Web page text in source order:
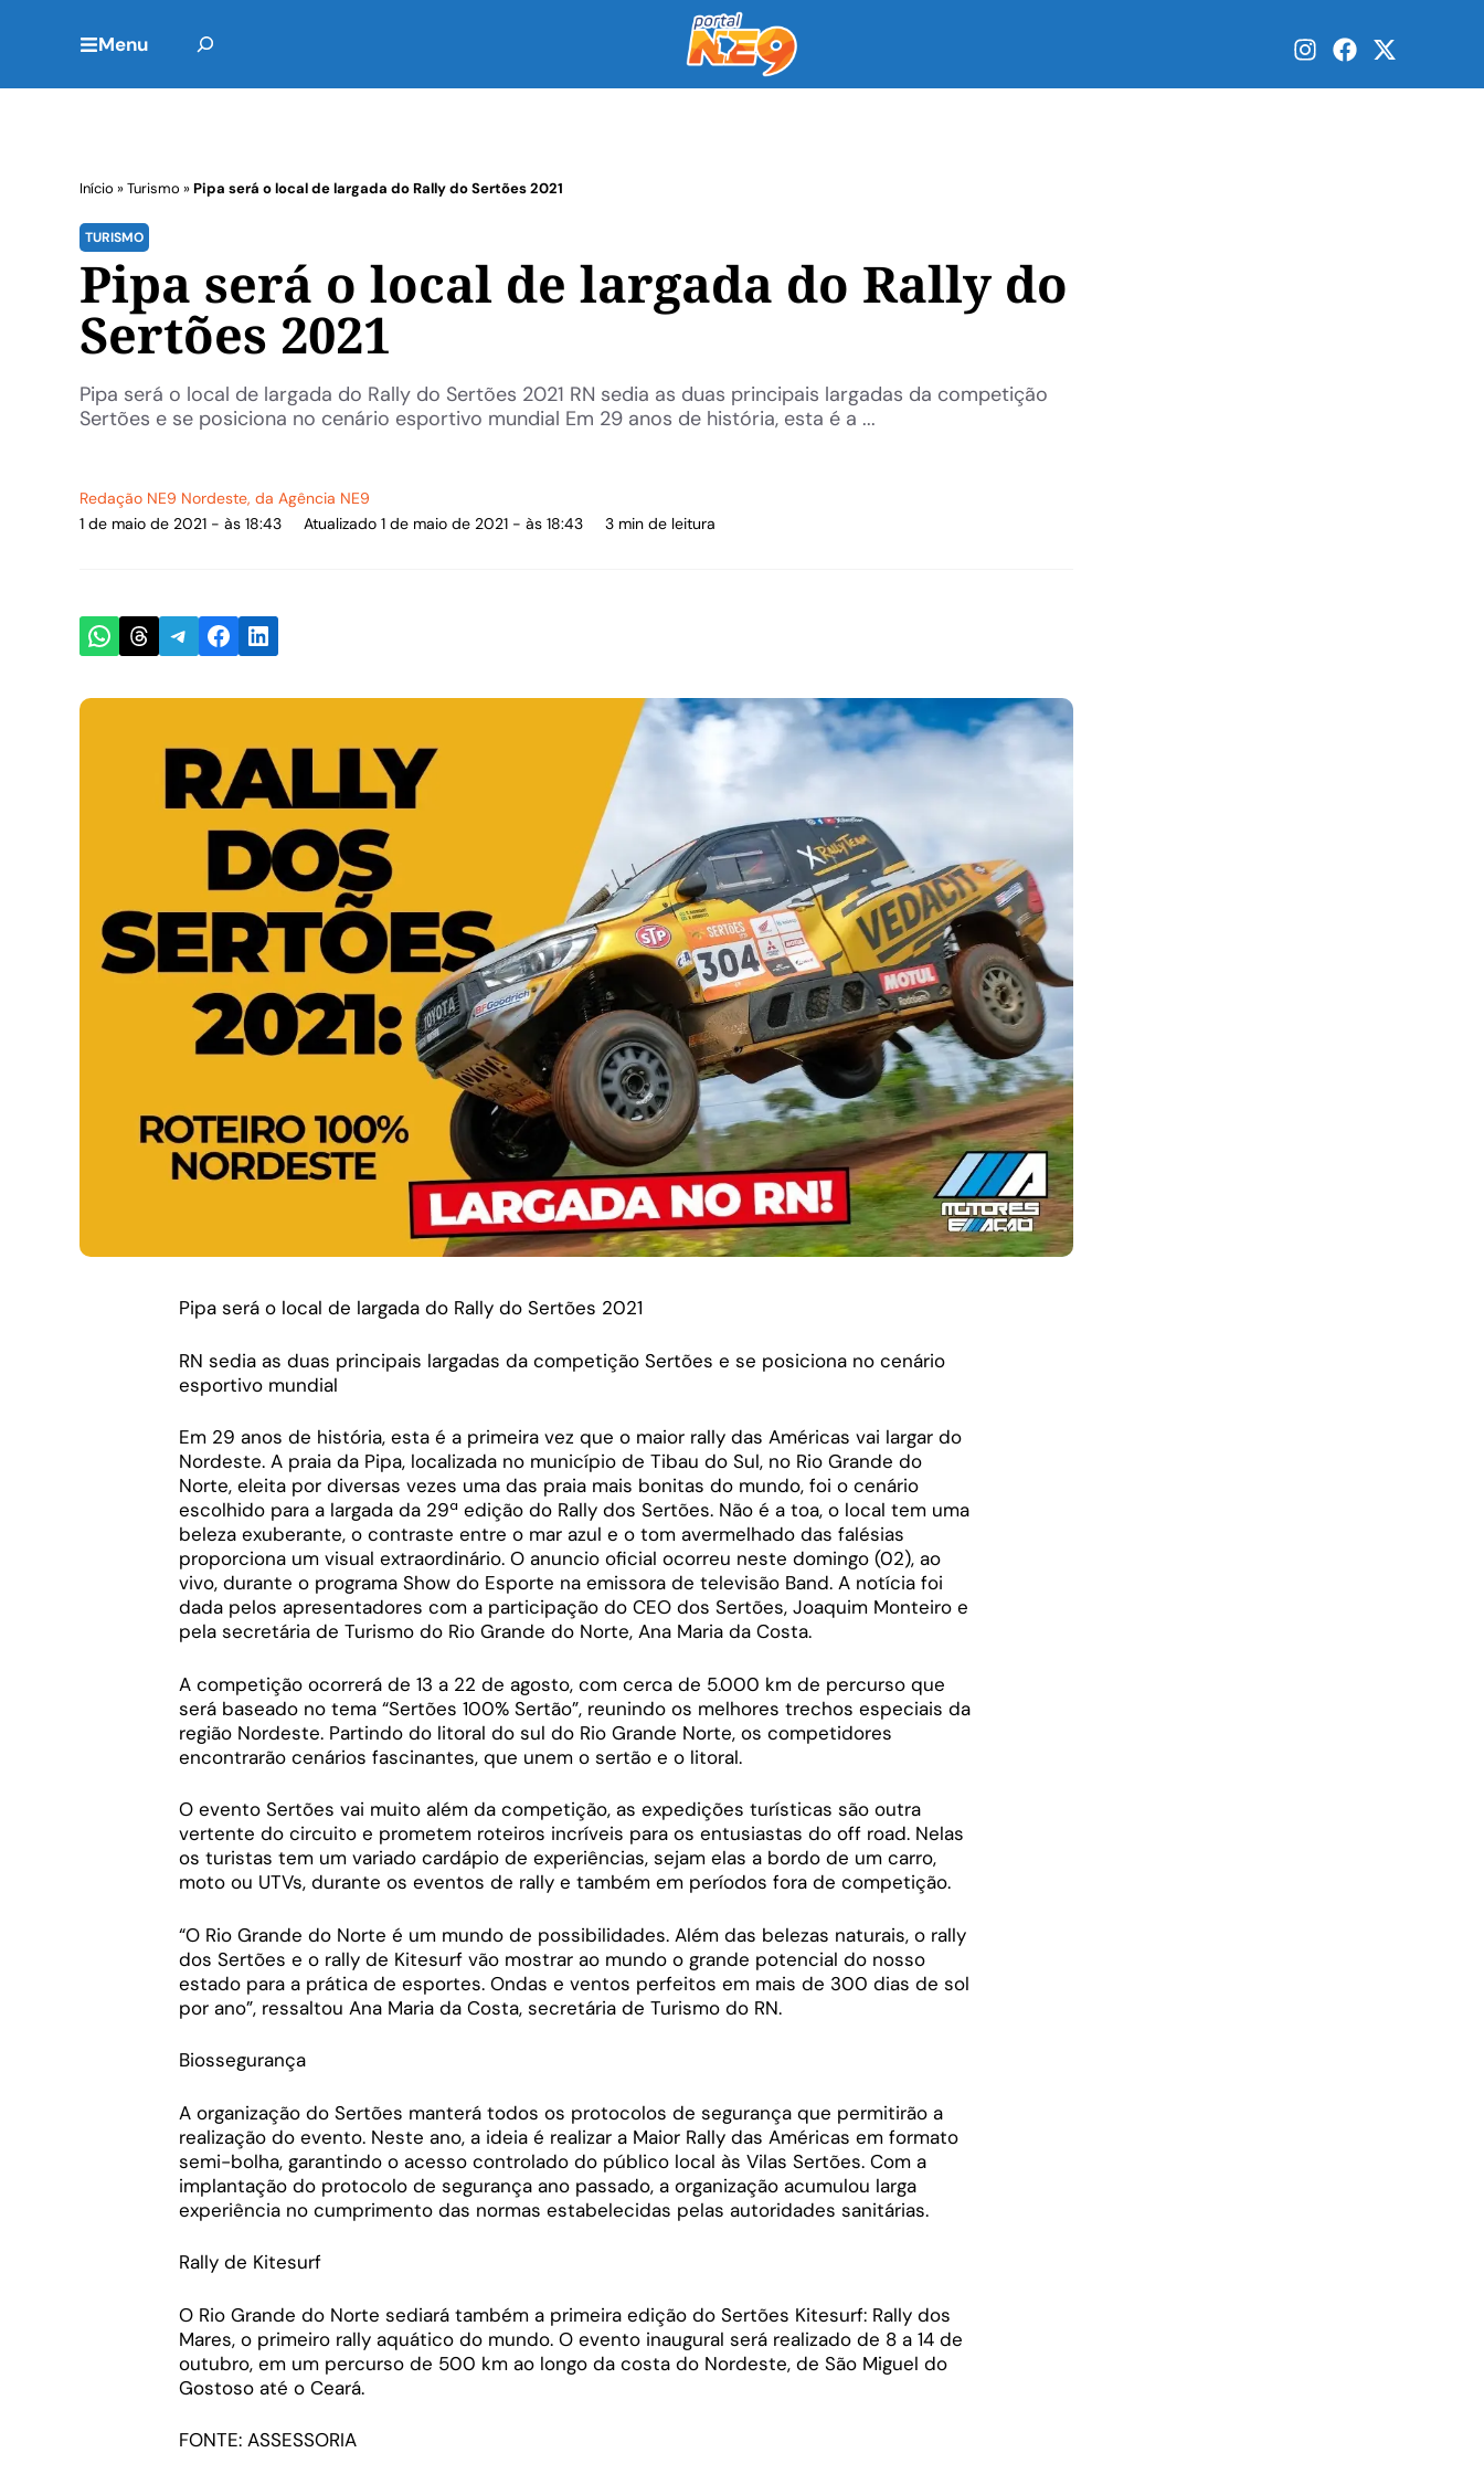
Menu
Início »Turismo »Pipa será o local de largada do Rally do Sertões 2021
TURISMO
Pipa será o local de largada do Rally do
Sertões 2021
Pipa será o local de largada do Rally do Sertões 2021 RN sedia as duas principais largadas da competição
Sertões e se posiciona no cenário esportivo mundial Em 29 anos de história, esta é a ...
Redação NE9 Nordeste, da Agência NE9
1 de maio de 2021 - às 18:43
Atualizado 1 de maio de 2021 - às 18:43 3 min de leitura
Share on WhatsApp
Share on Threads
Share on Telegram
Share on Facebook
Share on LinkedIn
Pipa será o local de largada do Rally do Sertões 2021
RN sedia as duas principais largadas da competição Sertões e se posiciona no cenário
esportivo mundial
Em 29 anos de história, esta é a primeira vez que o maior rally das Américas vai largar do
Nordeste. A praia da Pipa, localizada no município de Tibau do Sul, no Rio Grande do
Norte, eleita por diversas vezes uma das praia mais bonitas do mundo, foi o cenário
escolhido para a largada da 29ª edição do Rally dos Sertões. Não é a toa, o local tem uma
beleza exuberante, o contraste entre o mar azul e o tom avermelhado das falésias
proporciona um visual extraordinário. O anuncio oficial ocorreu neste domingo (02), ao
vivo, durante o programa Show do Esporte na emissora de televisão Band. A notícia foi
dada pelos apresentadores com a participação do CEO dos Sertões, Joaquim Monteiro e
pela secretária de Turismo do Rio Grande do Norte, Ana Maria da Costa.
A competição ocorrerá de 13 a 22 de agosto, com cerca de 5.000 km de percurso que
será baseado no tema “Sertões 100% Sertão”, reunindo os melhores trechos especiais da
região Nordeste. Partindo do litoral do sul do Rio Grande Norte, os competidores
encontrarão cenários fascinantes, que unem o sertão e o litoral.
O evento Sertões vai muito além da competição, as expedições turísticas são outra
vertente do circuito e prometem roteiros incríveis para os entusiastas do off road. Nelas
os turistas tem um variado cardápio de experiências, sejam elas a bordo de um carro,
moto ou UTVs, durante os eventos de rally e também em períodos fora de competição.
“O Rio Grande do Norte é um mundo de possibilidades. Além das belezas naturais, o rally
dos Sertões e o rally de Kitesurf vão mostrar ao mundo o grande potencial do nosso
estado para a prática de esportes. Ondas e ventos perfeitos em mais de 300 dias de sol
por ano”, ressaltou Ana Maria da Costa, secretária de Turismo do RN.
Biossegurança
A organização do Sertões manterá todos os protocolos de segurança que permitirão a
realização do evento. Neste ano, a ideia é realizar a Maior Rally das Américas em formato
semi-bolha, garantindo o acesso controlado do público local às Vilas Sertões. Com a
implantação do protocolo de segurança ano passado, a organização acumulou larga
experiência no cumprimento das normas estabelecidas pelas autoridades sanitárias.
Rally de Kitesurf
O Rio Grande do Norte sediará também a primeira edição do Sertões Kitesurf: Rally dos
Mares, o primeiro rally aquático do mundo. O evento inaugural será realizado de 8 a 14 de
outubro, em um percurso de 500 km ao longo da costa do Nordeste, de São Miguel do
Gostoso até o Ceará.
FONTE: ASSESSORIA